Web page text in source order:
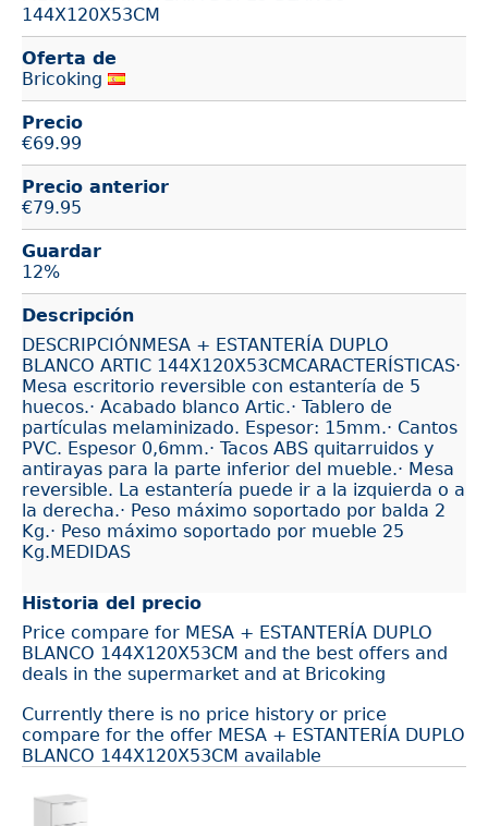
144X120X53CM
Oferta de
Bricoking
Precio
€69.99
Precio anterior
€79.95
Guardar
12%
Descripción
DESCRIPCIÓNMESA + ESTANTERÍA DUPLO
BLANCO ARTIC 144X120X53CMCARACTERÍSTICAS·
Mesa escritorio reversible con estantería de 5
huecos.· Acabado blanco Artic.· Tablero de
partículas melaminizado. Espesor: 15mm.· Cantos
PVC. Espesor 0,6mm.· Tacos ABS quitarruidos y
antirayas para la parte inferior del mueble.· Mesa
reversible. La estantería puede ir a la izquierda o a
la derecha.· Peso máximo soportado por balda 2
Kg.· Peso máximo soportado por mueble 25
Kg.MEDIDAS
Historia del precio
Price compare for MESA + ESTANTERÍA DUPLO
BLANCO 144X120X53CM and the best offers and
deals in the supermarket and at Bricoking
Currently there is no price history or price
compare for the offer MESA + ESTANTERÍA DUPLO
BLANCO 144X120X53CM available